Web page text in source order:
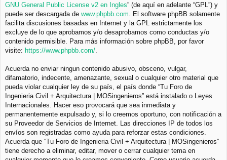
GNU General Public License v2 en Ingles” (de aquí en adelante “GPL”) y
puede ser descargada de www.phpbb.com . El software phpBB solamente
facilita discusiones basadas en Internet y la GPL estrictamente los
excluye de lo que aprobamos y/o desaprobamos como conductas y/o
contenido permisible. Para más información sobre phpBB, por favor
visite: https://www.phpbb.com/
Acuerda no enviar ningun contenido abusivo, obsceno, vulgar,
difamatorio, indecente, amenazante, sexual o cualquier otro material que
pueda violar cualquier ley de su país, el país donde “Tu Foro de
Ingenieria Civil + Arquitectura | MOSingenieros” está instalado o Leyes
Internacionales. Hacer eso provocará que sea inmediata y
permanentemente expulsado y, si lo creemos oportuno, con notificación a
su Proveedor de Servicios de Internet. Las direcciones IP de todos los
envíos son registradas como ayuda para reforzar estas condiciones.
Acuerda que “Tu Foro de Ingenieria Civil + Arquitectura | MOSingenieros”
tiene derecho a eliminar, editar, mover o cerrar cualquier tema en